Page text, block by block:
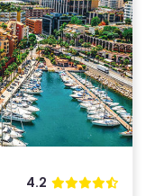
4.2